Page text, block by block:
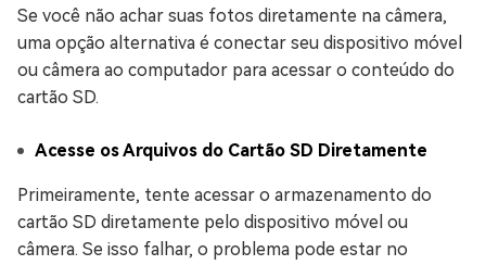
Se você não achar suas fotos diretamente na câmera,
uma opção alternativa é conectar seu dispositivo móvel
ou câmera ao computador para acessar o conteúdo do
cartão SD.
Acesse os Arquivos do Cartão SD Diretamente
Primeiramente, tente acessar o armazenamento do
cartão SD diretamente pelo dispositivo móvel ou
câmera. Se isso falhar, o problema pode estar no